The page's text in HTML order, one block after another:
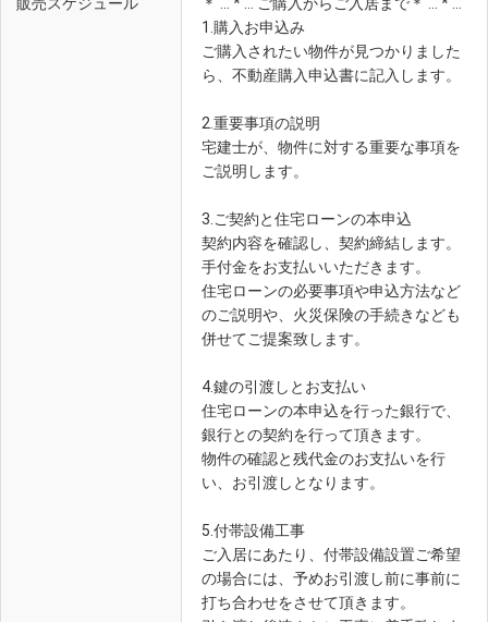
販売スケジュール
＊ … * … ご購入からご入居まで＊ … * …
1.購入お申込み
ご購入されたい物件が見つかりました
ら、不動産購入申込書に記入します。
2.重要事項の説明
宅建士が、物件に対する重要な事項を
ご説明します。
3.ご契約と住宅ローンの本申込
契約内容を確認し、契約締結します。
手付金をお支払いいただきます。
住宅ローンの必要事項や申込方法など
のご説明や、火災保険の手続きなども
併せてご提案致します。
4.鍵の引渡しとお支払い
住宅ローンの本申込を行った銀行で、
銀行との契約を行って頂きます。
物件の確認と残代金のお支払いを行
い、お引渡しとなります。
5.付帯設備工事
ご入居にあたり、付帯設備設置ご希望
の場合には、予めお引渡し前に事前に
打ち合わせをさせて頂きます。